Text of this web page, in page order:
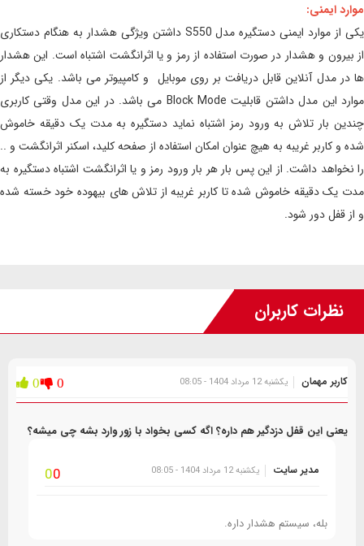
موارد ایمنی:
یکی از موارد ایمنی دستگیره مدل S550 داشتن ویژگی هشدار به هنگام دستکاری
از بیرون و هشدار در صورت استفاده از رمز و یا اثرانگشت اشتباه است. این هشدار
ها در مدل آنلاین قابل دریافت بر روی موبایل و کامپیوتر می باشد. یکی دیگر از
موارد این مدل داشتن قابلیت Block Mode می باشد. در این مدل وقتی کاربری
چندین بار تلاش به ورود رمز اشتباه نماید دستگیره به مدت یک دقیقه خاموش
شده و کاربر غریبه به هیچ عنوان امکان استفاده از صفحه کلید، اسکنر اثرانگشت و ..
را نخواهد داشت. از این پس بار هر بار ورود رمز و یا اثرانگشت اشتباه دستگیره به
مدت یک دقیقه خاموش شده تا کاربر غریبه از تلاش های بیهوده خود خسته شده
و از قفل دور شود.
نظرات کاربران
کاربر مهمان یکشنبه 12 مرداد 1404 - 08:05 0 0
یعنی این قفل دزدگیر هم داره؟ اگه کسی بخواد با زور وارد بشه چی میشه؟
مدیر سایت یکشنبه 12 مرداد 1404 - 08:05 00
بله، سیستم هشدار داره.